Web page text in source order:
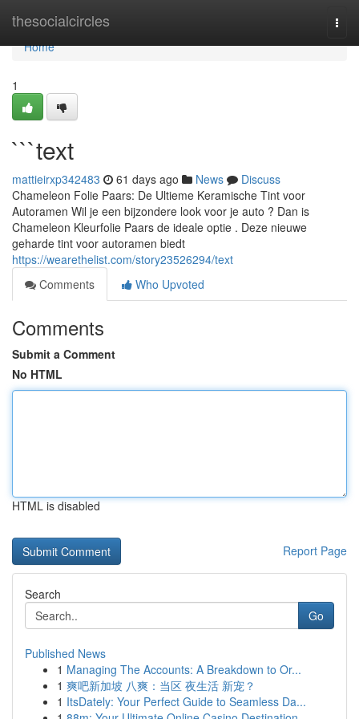
thesocialcircles
Home
Home
1
```text
mattieirxp342483 61 days ago News
Discuss
Chameleon Folie Paars: De Ultieme Keramische Tint voor
Autoramen Wil je een bijzondere look voor je auto ? Dan is
Chameleon Kleurfolie Paars de ideale optie . Deze nieuwe
geharde tint voor autoramen biedt
https://wearethelist.com/story23526294/text
Comments
Who Upvoted
Comments
Submit a Comment
No HTML
HTML is disabled
Report Page
Search
Go
Published News
1 Managing The Accounts: A Breakdown to Or...
1 爽吧新加坡 八爽：当区 夜生活 新宠？
1 ItsDately: Your Perfect Guide to Seamless Da...